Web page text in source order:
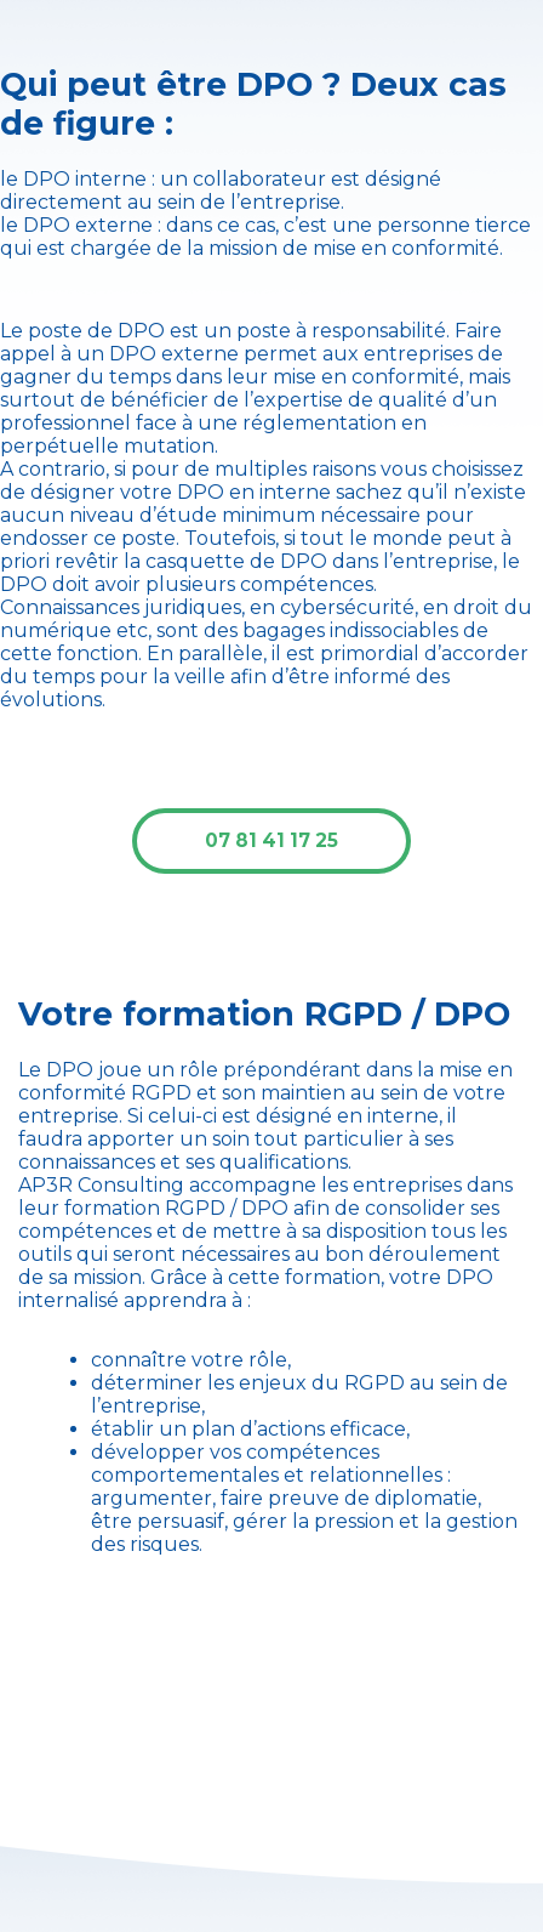
Qui peut être DPO ? Deux cas
de figure :
le DPO interne : un collaborateur est désigné
directement au sein de l’entreprise.
le DPO externe : dans ce cas, c’est une personne tierce
qui est chargée de la mission de mise en conformité.
Le poste de DPO est un poste à responsabilité. Faire
appel à un DPO externe permet aux entreprises de
gagner du temps dans leur mise en conformité, mais
surtout de bénéficier de l’expertise de qualité d’un
professionnel face à une réglementation en
perpétuelle mutation.
A contrario, si pour de multiples raisons vous choisissez
de désigner votre DPO en interne sachez qu’il n’existe
aucun niveau d’étude minimum nécessaire pour
endosser ce poste. Toutefois, si tout le monde peut à
priori revêtir la casquette de DPO dans l’entreprise, le
DPO doit avoir plusieurs compétences.
Connaissances juridiques, en cybersécurité, en droit du
numérique etc, sont des bagages indissociables de
cette fonction. En parallèle, il est primordial d’accorder
du temps pour la veille afin d’être informé des
évolutions.
07 81 41 17 25
Votre formation RGPD / DPO
Le DPO joue un rôle prépondérant dans la mise en
conformité RGPD et son maintien au sein de votre
entreprise. Si celui-ci est désigné en interne, il
faudra apporter un soin tout particulier à ses
connaissances et ses qualifications.
AP3R Consulting accompagne les entreprises dans
leur formation RGPD / DPO afin de consolider ses
compétences et de mettre à sa disposition tous les
outils qui seront nécessaires au bon déroulement
de sa mission. Grâce à cette formation, votre DPO
internalisé apprendra à :
connaître votre rôle,
déterminer les enjeux du RGPD au sein de
l’entreprise,
établir un plan d’actions efficace,
développer vos compétences
comportementales et relationnelles :
argumenter, faire preuve de diplomatie,
être persuasif, gérer la pression et la gestion
des risques.